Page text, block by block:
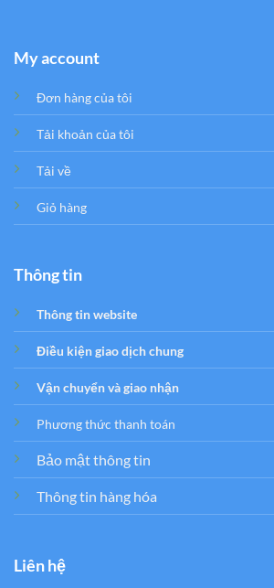
My account
Đơn hàng của tôi
Tải khoản của tôi
Tải về
Giỏ hàng
Thông tin
Thông tin website
Điều kiện giao dịch chung
Vận chuyển và giao nhận
Phương thức thanh toán
Bảo mật thông tin
Thông tin hàng hóa
Liên hệ